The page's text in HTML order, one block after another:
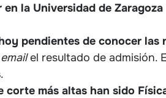
en la Universidad de Zaragoza
pendientes de conocer las
emailel resultado de admisión.
.
más altas han sido